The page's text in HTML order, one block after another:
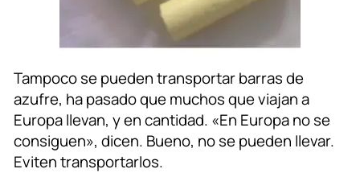
Tampoco se pueden transportar barras de
azufre, ha pasado que muchos que viajan a
Europa llevan, y en cantidad. «En Europa no se
consiguen», dicen. Bueno, no se pueden llevar.
Eviten transportarlos.